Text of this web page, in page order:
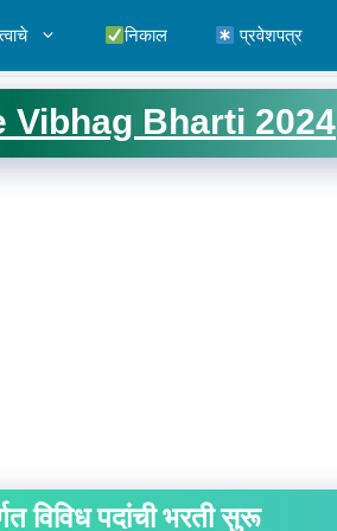
निकाल प्रवेशपत्र
Vibhag Bharti 2024
विविध पदांची भरती सुरू